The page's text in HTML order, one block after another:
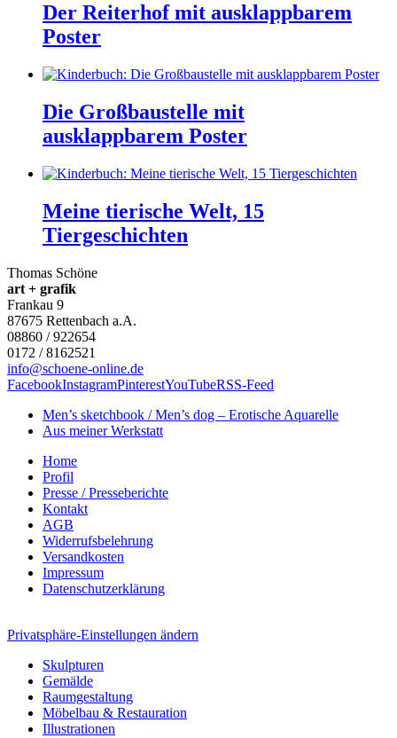
Der Reiterhof mit ausklappbarem
Poster
Die Großbaustelle mit
ausklappbarem Poster
Meine tierische Welt, 15
Tiergeschichten
Thomas Schöne
art + grafik
Frankau 9
87675 Rettenbach a.A.
08860 / 922654
0172 / 8162521
info@schoene-online.de
FacebookInstagramPinterestYouTubeRSS-Feed
Men’s sketchbook / Men’s dog – Erotische Aquarelle
Aus meiner Werkstatt
Home
Profil
Presse / Presseberichte
Kontakt
AGB
Widerrufsbelehrung
Versandkosten
Impressum
Datenschutzerklärung
Privatsphäre-Einstellungen ändern
Skulpturen
Gemälde
Raumgestaltung
Möbelbau & Restauration
Illustrationen